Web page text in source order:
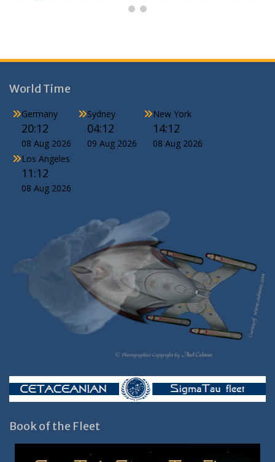
World Time
Germany
20:12
08 Aug 2026
Sydney
04:12
09 Aug 2026
New York
14:12
08 Aug 2026
Los Angeles
11:12
08 Aug 2026
Book of the Fleet